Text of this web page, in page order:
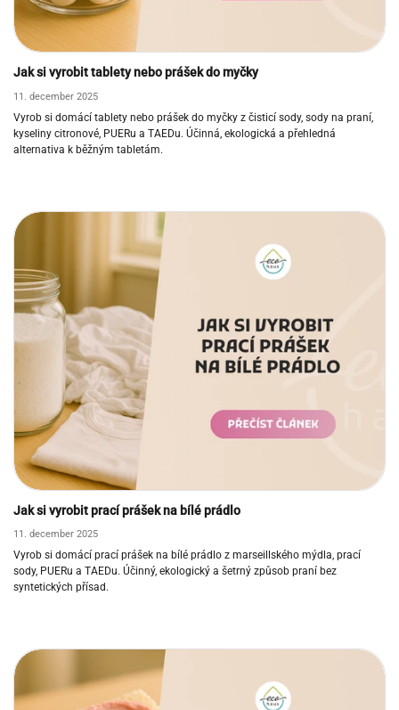
Jak si vyrobit tablety nebo prášek do myčky
11. december 2025
Vyrob si domácí tablety nebo prášek do myčky z čisticí sody, sody na praní,
kyseliny citronové, PUERu a TAEDu. Účinná, ekologická a přehledná
alternativa k běžným tabletám.
Jak si vyrobit prací prášek na bílé prádlo
11. december 2025
Vyrob si domácí prací prášek na bílé prádlo z marseillského mýdla, prací
sody, PUERu a TAEDu. Účinný, ekologický a šetrný způsob praní bez
syntetických přísad.